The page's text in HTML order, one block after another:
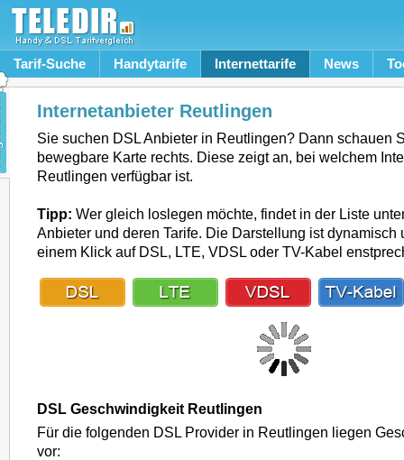
Tarif-Suche Handytarife Internettarife News
Internetanbieter Reutlingen
Sie suchen DSL Anbieter in Reutlingen? Dann schauen
bewegbare Karte rechts. Diese zeigt an, bei welchem
Reutlingen verfügbar ist.
Tipp: Wer gleich loslegen möchte, findet in der Liste
Anbieter und deren Tarife. Die Darstellung ist dynamisch
einem Klick auf DSL, LTE, VDSL oder TV-Kabel
DSL Geschwindigkeit Reutlingen
Für die folgenden DSL Provider in Reutlingen liegen
vor: